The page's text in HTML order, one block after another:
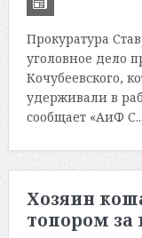
Прокуратура
уголовное дело
Кочубеевского,
удерживали в
сообщает «АиФ С...
Хозяин
топором за